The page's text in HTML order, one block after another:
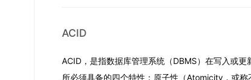
ACID
ACID，是指数据库管理系统（DBMS）在写入或
所必须具备的四个特性：原子性（Atomicity，或